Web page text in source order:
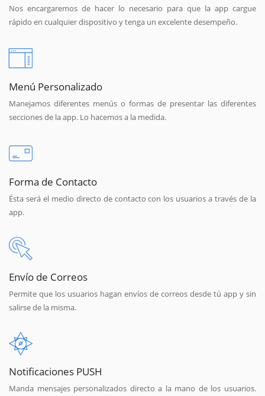
Nos encargaremos de hacer lo necesario para que la app cargue
rápido en cualquier dispositivo y tenga un excelente desempeño.
Menú Personalizado
Manejamos diferentes menús o formas de presentar las diferentes
secciones de la app. Lo hacemos a la medida.
Forma de Contacto
Ésta será el medio directo de contacto con los usuarios a través de la
app.
Envío de Correos
Permite que los usuarios hagan envíos de correos desde tú app y sin
salirse de la misma.
Notificaciones PUSH
Manda mensajes personalizados directo a la mano de los usuarios.